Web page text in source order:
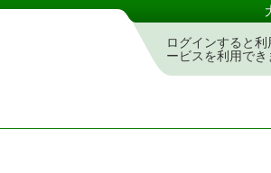
ログインすると
ービスを利用でき